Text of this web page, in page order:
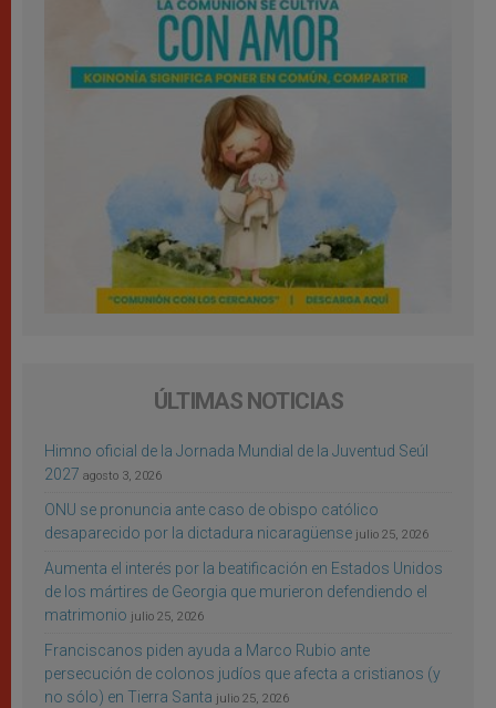
ÚLTIMAS NOTICIAS
Himno oficial de la Jornada Mundial de la Juventud Seúl
2027 agosto 3, 2026
ONU se pronuncia ante caso de obispo católico
desaparecido por la dictadura nicaragüense julio 25, 2026
Aumenta el interés por la beatificación en Estados Unidos
de los mártires de Georgia que murieron defendiendo el
matrimonio julio 25, 2026
Franciscanos piden ayuda a Marco Rubio ante
persecución de colonos judíos que afecta a cristianos (y
no sólo) en Tierra Santa julio 25, 2026